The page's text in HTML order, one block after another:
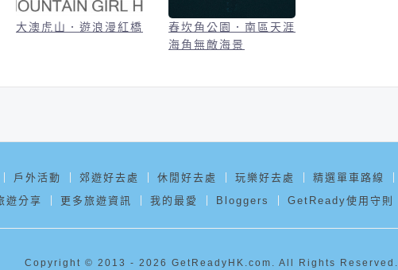
大澳虎山．遊浪漫紅橋
舂坎角公園．南區天涯
海角無敵海景
戶外活動 郊遊好去處 休閒好去處 玩樂好去處 精選單車路線
遊分享 更多旅遊資訊 我的最愛 Bloggers GetReady使用守則
Copyright © 2013 - 2026 GetReadyHK.com. All Rights Reserved.